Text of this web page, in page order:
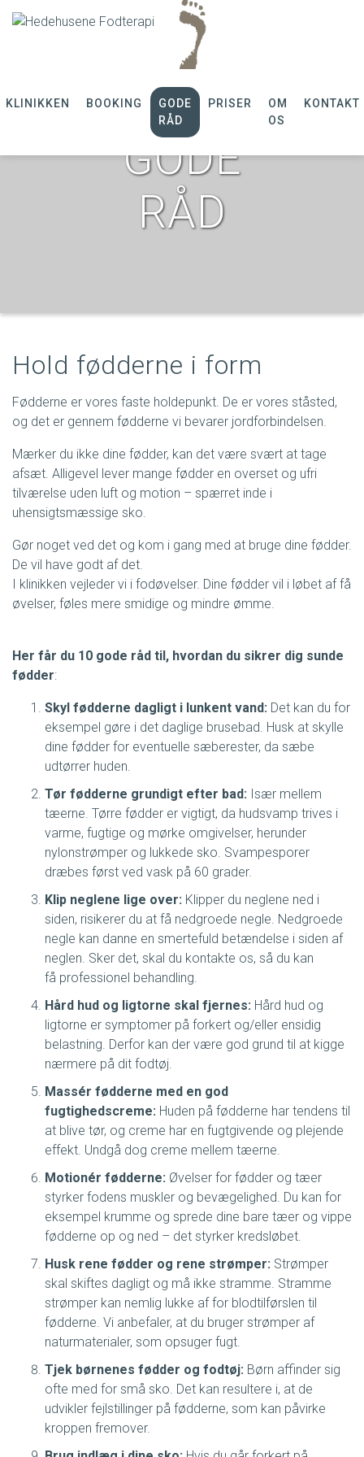
KLINIKKEN BOOKING
GODE
RÅD
PRISER
OM
OS
KONTAKT
GODE
RÅD
Hold fødderne i form
Fødderne er vores faste holdepunkt. De er vores ståsted,
og det er gennem fødderne vi bevarer jordforbindelsen.
Mærker du ikke dine fødder, kan det være svært at tage
afsæt. Alligevel lever mange fødder en overset og ufri
tilværelse uden luft og motion – spærret inde i
uhensigtsmæssige sko.
Gør noget ved det og kom i gang med at bruge dine fødder.
De vil have godt af det.
I klinikken vejleder vi i fodøvelser. Dine fødder vil i løbet af få
øvelser, føles mere smidige og mindre ømme.
Her får du 10 gode råd til, hvordan du sikrer dig sunde
fødder:
Skyl fødderne dagligt i lunkent vand: Det kan du for
eksempel gøre i det daglige brusebad. Husk at skylle
dine fødder for eventuelle sæberester, da sæbe
udtørrer huden.
Tør fødderne grundigt efter bad: Især mellem
tæerne. Tørre fødder er vigtigt, da hudsvamp trives i
varme, fugtige og mørke omgivelser, herunder
nylonstrømper og lukkede sko. Svampesporer
dræbes først ved vask på 60 grader.
Klip neglene lige over: Klipper du neglene ned i
siden, risikerer du at få nedgroede negle. Nedgroede
negle kan danne en smertefuld betændelse i siden af
neglen. Sker det, skal du kontakte os, så du kan
få professionel behandling.
Hård hud og ligtorne skal fjernes: Hård hud og
ligtorne er symptomer på forkert og/eller ensidig
belastning. Derfor kan der være god grund til at kigge
nærmere på dit fodtøj.
Massér fødderne med en god
fugtighedscreme: Huden på fødderne har tendens til
at blive tør, og creme har en fugtgivende og plejende
effekt. Undgå dog creme mellem tæerne.
Motionér fødderne: Øvelser for fødder og tæer
styrker fodens muskler og bevægelighed. Du kan for
eksempel krumme og sprede dine bare tæer og vippe
fødderne op og ned – det styrker kredsløbet.
Husk rene fødder og rene strømper: Strømper
skal skiftes dagligt og må ikke stramme. Stramme
strømper kan nemlig lukke af for blodtilførslen til
fødderne. Vi anbefaler, at du bruger strømper af
naturmaterialer, som opsuger fugt.
Tjek børnenes fødder og fodtøj: Børn affinder sig
ofte med for små sko. Det kan resultere i, at de
udvikler fejlstillinger på fødderne, som kan påvirke
kroppen fremover.